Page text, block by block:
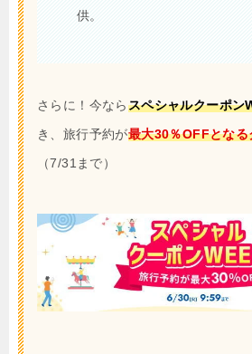
供。
さらに！今ならスペシャルクーポン
き、旅行予約が最大30％OFFとなる
（7/31まで）